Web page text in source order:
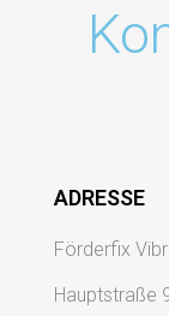
ADRESSE
Förderfix
Hauptstraße